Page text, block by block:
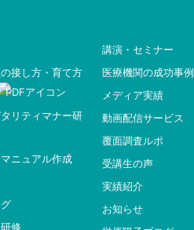
接し方・育て方
リティマナー研
ニュアル作成
修
講演・セミナー
医療機関の成功事例
メディア実績
動画配信サービス
覆面調査ルポ
受講生の声
実績紹介
お知らせ